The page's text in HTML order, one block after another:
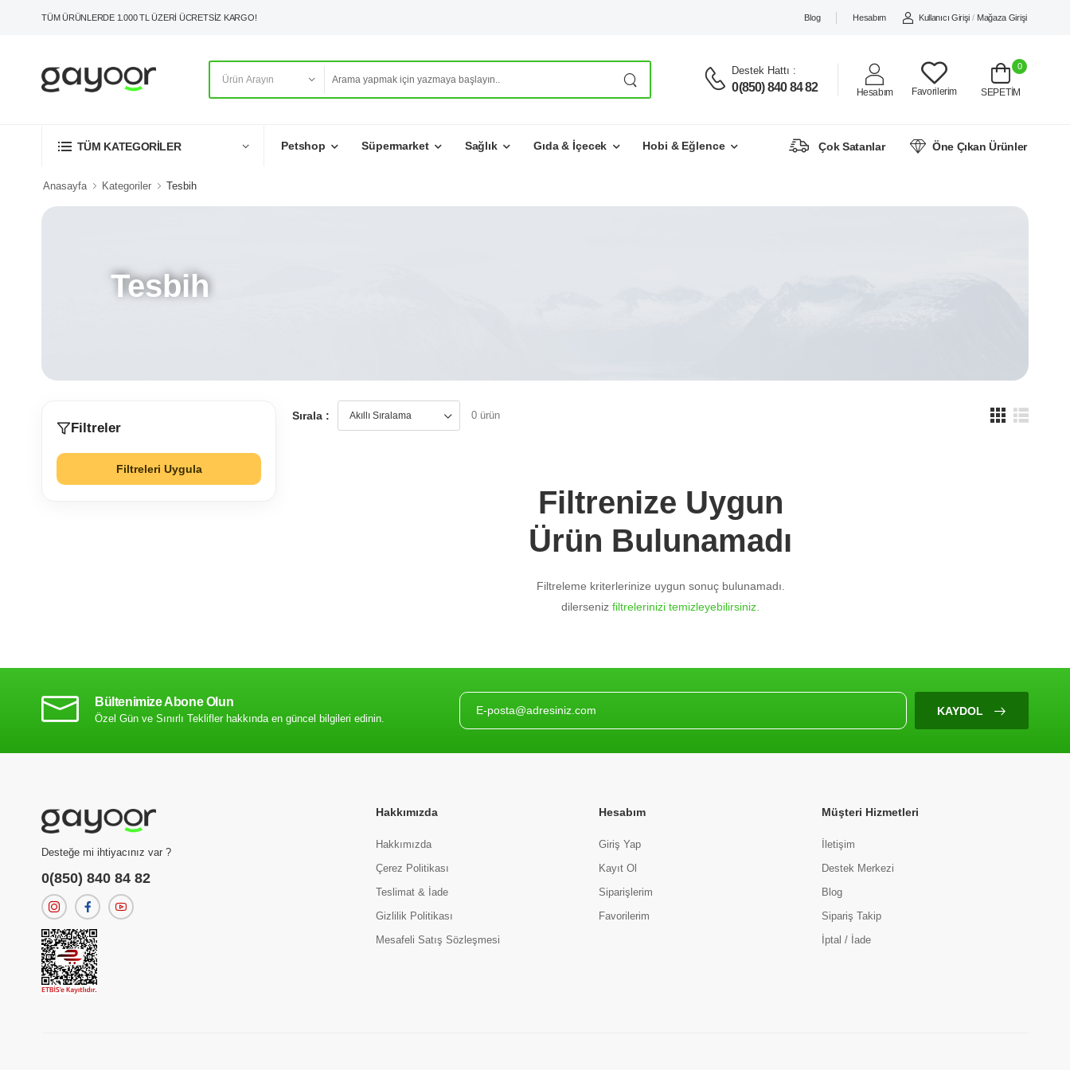
TÜM ÜRÜNLERDE 1.000 TL ÜZERİ ÜCRETSİZ KARGO! Blog Hesabım Kullanıcı Girişi / Mağaza Girişi
Destek Hattı :
0(850) 840 84 82 Hesabım Favorilerim
0
SEPETİM
TÜM KATEGORİLER Petshop Süpermarket Sağlık Gıda & İçecek Hobi & Eğlence Çok Satanlar Öne Çıkan Ürünler
Anasayfa Kategoriler Tesbih
Tesbih
Filtreler
Filtreleri Uygula
Sırala : 0 ürün
Filtrenize Uygun
Ürün Bulunamadı
Filtreleme kriterlerinize uygun sonuç bulunamadı.
dilerseniz filtrelerinizi temizleyebilirsiniz.
Bültenimize Abone Olun
Özel Gün ve Sınırlı Teklifler hakkında en güncel bilgileri edinin.
KAYDOL
Desteğe mi ihtiyacınız var ?
0(850) 840 84 82
Hakkımızda
Hakkımızda
Çerez Politikası
Teslimat & İade
Gizlilik Politikası
Mesafeli Satış Sözleşmesi
Hesabım
Giriş Yap
Kayıt Ol
Siparişlerim
Favorilerim
Müşteri Hizmetleri
İletişim
Destek Merkezi
Blog
Sipariş Takip
İptal / İade